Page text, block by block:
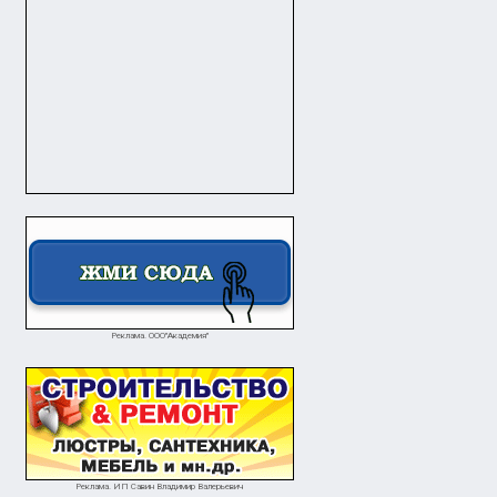
Реклама. ООО"Академия"
Реклама. ИП Савин Владимир Валерьевич